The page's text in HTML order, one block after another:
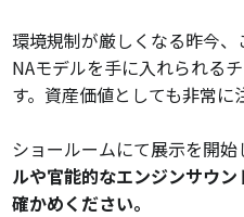
環境規制が厳しくなる昨今
NAモデルを手に入れられる
す。資産価値としても非常に
ショールームにて展示を開始
ルや官能的なエンジンサウ
確かめください。